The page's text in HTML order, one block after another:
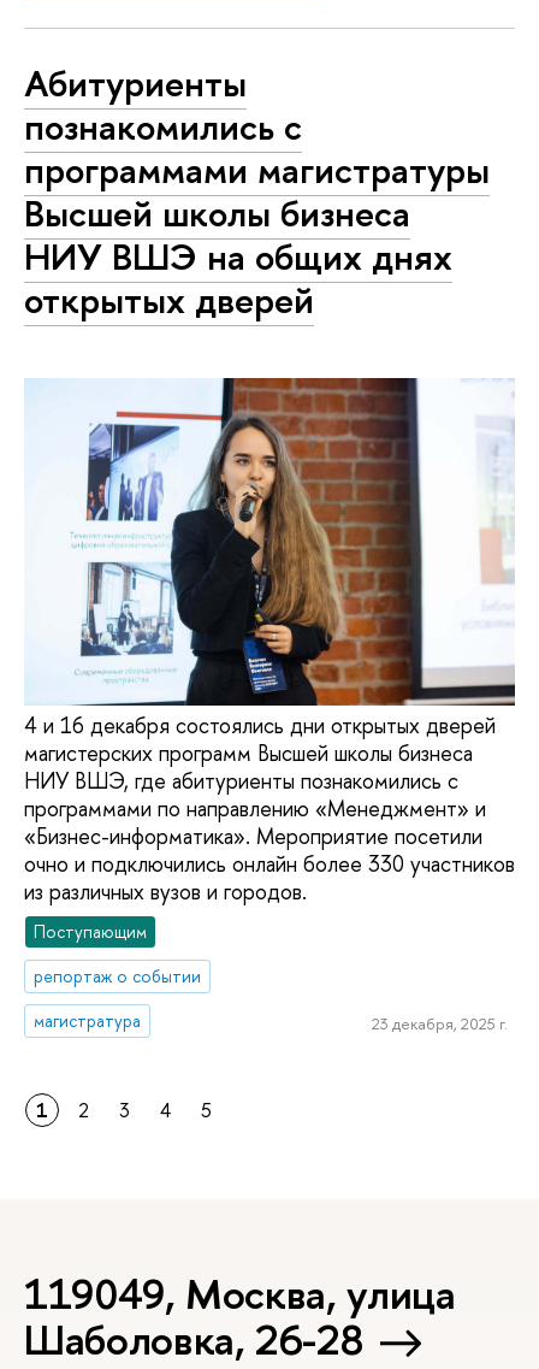
Абитуриенты
познакомились с
программами магистратуры
Высшей школы бизнеса
НИУ ВШЭ на общих днях
открытых дверей
4 и 16 декабря состоялись дни открытых дверей
магистерских программ Высшей школы бизнеса
НИУ ВШЭ, где абитуриенты познакомились с
программами по направлению «Менеджмент» и
«Бизнес-информатика». Мероприятие посетили
очно и подключились онлайн более 330 участников
из различных вузов и городов.
Поступающим
репортаж о событии
магистратура
23 декабря, 2025 г.
1 2 3 4 5
119049, Москва, улица
Шаболовка, 26-28